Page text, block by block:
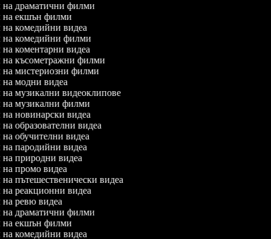
на драматични филми
на екшън филми
на комедийни видеа
на комедийни филми
на коментарни видеа
на късометражни филми
на мистериозни филми
на модни видеа
на музикални видеоклипове
на музикални филми
на новинарски видеа
на образователни видеа
на обучителни видеа
на пародийни видеа
на природни видеа
на промо видеа
на пътешественически видеа
на реакционни видеа
на ревю видеа
на драматични филми
на екшън филми
на комедийни видеа